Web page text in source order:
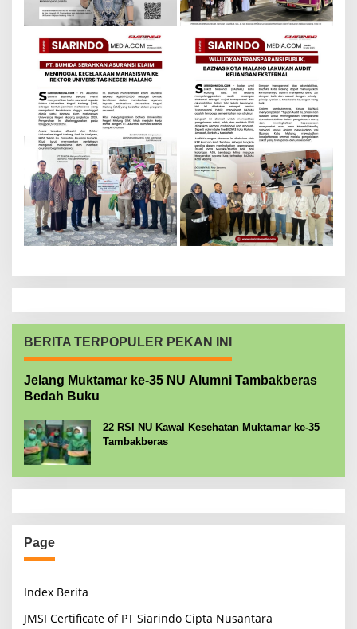
BERITA TERPOPULER PEKAN INI
Jelang Muktamar ke-35 NU Alumni Tambakberas
Bedah Buku
22 RSI NU Kawal Kesehatan Muktamar ke-35
Tambakberas
Page
Index Berita
JMSI Certificate of PT Siarindo Cipta Nusantara